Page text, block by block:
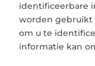
identificeerbare
worden gebruikt
om u te
informatie kan